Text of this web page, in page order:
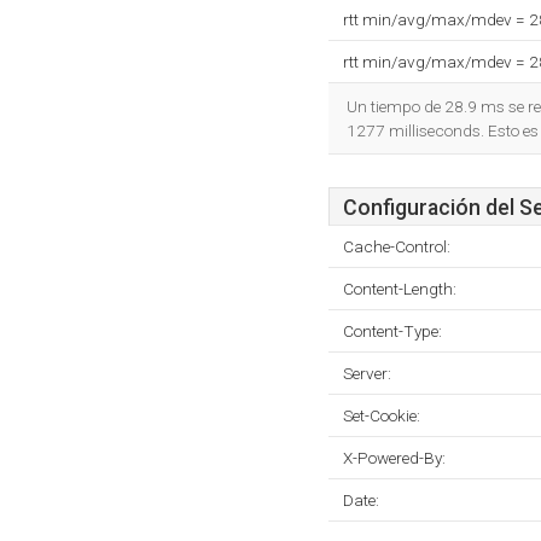
rtt min/avg/max/mdev =
rtt min/avg/max/mdev =
Un tiempo de 28.9 ms se
1277 milliseconds. Esto
Configuración del
Cache-Control:
Content-Length:
Content-Type:
Server:
Set-Cookie:
X-Powered-By:
Date: